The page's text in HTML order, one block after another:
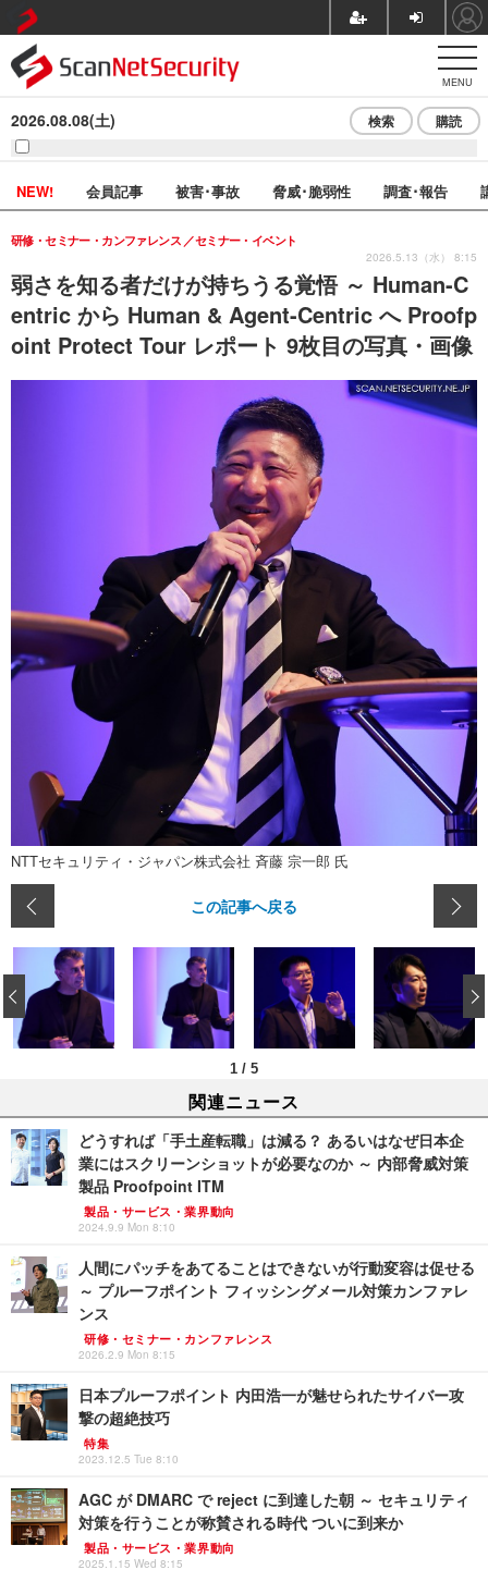
MENU
2026.08.08(土) 検索 購読
NEW! 会員記事 被害･事故 脅威･脆弱性 調査･報告
弱さを知る者だけが持ちうる覚悟 ～ Human-C
entric から Human & Agent-Centric へ Proofp
oint Protect Tour レポート 9枚目の写真・画像
研修・セミナー・カンファレンス セミナー・イベント
2026.5.13（水） 8:15
NTTセキュリティ・ジャパン株式会社 斉藤 宗一郎 氏
この記事へ戻る
1 / 5
‹
関連ニュース
どうすれば「手土産転職」は減る？ あるいはなぜ日本企
業にはスクリーンショットが必要なのか ～ 内部脅威対策
製品 Proofpoint ITM
製品・サービス・業界動向
2024.9.9 Mon 8:10
人間にパッチをあてることはできないが行動変容は促せる
～ プルーフポイント フィッシングメール対策カンファレ
ンス
研修・セミナー・カンファレンス
2026.2.9 Mon 8:15
日本プルーフポイント 内田浩一が魅せられたサイバー攻
撃の超絶技巧
特集
2023.12.5 Tue 8:10
AGC が DMARC で reject に到達した朝 ～ セキュリティ
対策を行うことが称賛される時代 ついに到来か
製品・サービス・業界動向
2025.1.15 Wed 8:15